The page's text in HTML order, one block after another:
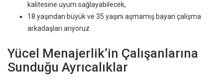
kalitesine uyum sağlayabilecek,
18 yaşından büyük ve 35 yaşını aşmamış bayan çalışma
arkadaşları arıyoruz.
Yücel Menajerlik’in Çalışanlarına
Sunduğu Ayrıcalıklar